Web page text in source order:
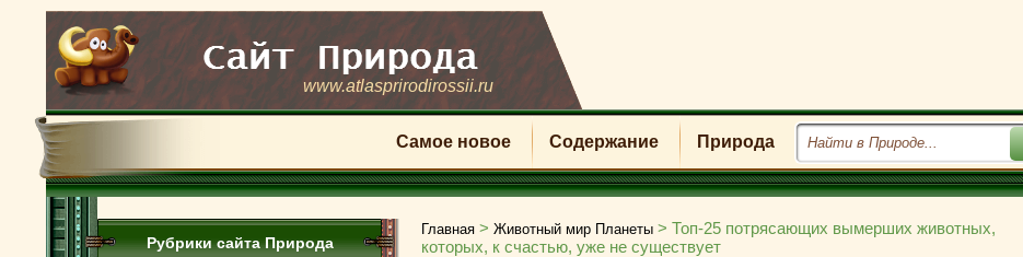
www.atlasprirodirossii.ru
Самое новое Содержание Природа
Рубрики сайта Природа
Главная > Животный мир Планеты > Топ-25 потрясающих вымерших животных,
которых, к счастью, уже не существует